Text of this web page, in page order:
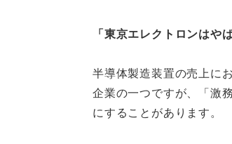
「東京エレクトロンはやば
半導体製造装置の売上に
企業の一つですが、「激
にすることがあります。